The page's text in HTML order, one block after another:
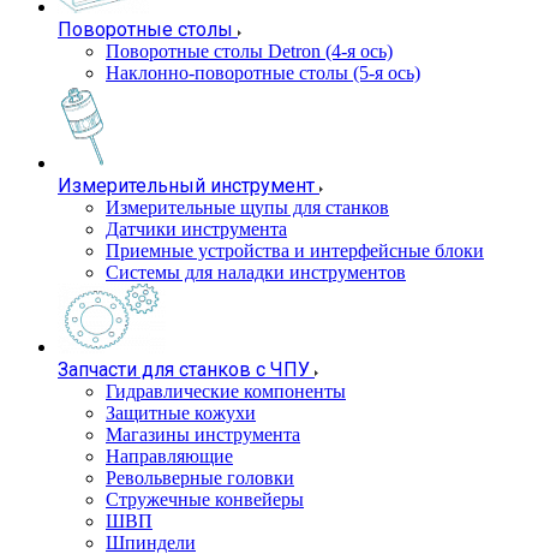
Поворотные столы
Поворотные столы Detron (4-я ось)
Наклонно-поворотные столы (5-я ось)
Измерительный инструмент
Измерительные щупы для станков
Датчики инструмента
Приемные устройства и интерфейсные блоки
Системы для наладки инструментов
Запчасти для станков с ЧПУ
Гидравлические компоненты
Защитные кожухи
Магазины инструмента
Направляющие
Револьверные головки
Стружечные конвейеры
ШВП
Шпиндели